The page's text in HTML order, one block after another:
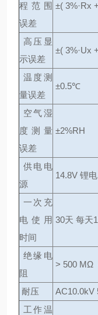
程范围
误差
±( 3%·Rx
高压显
示误差
±( 3%·Ux
温度测
量误差
±0.5℃
空气湿
度测量
误差
±2%RH
供电电
源
14.8V 锂电
一次充
电使用
时间
30天 每天
绝缘电
阻
> 500 MΩ
耐压
AC10.0kV
工作温